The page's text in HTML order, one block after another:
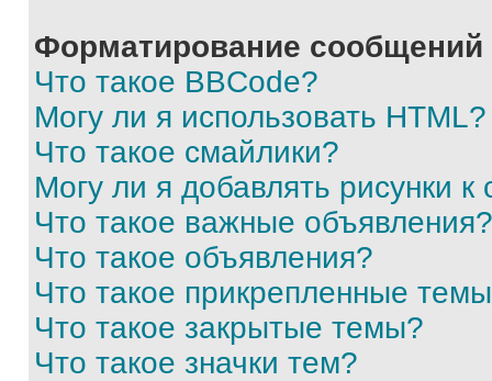
Форматирование
Что такое BBCode?
Могу ли я использовать HTML?
Что такое смайлики?
Могу ли я добавлять рисунки
Что такое важные объявления?
Что такое объявления?
Что такое прикрепленные
Что такое закрытые темы?
Что такое значки тем?